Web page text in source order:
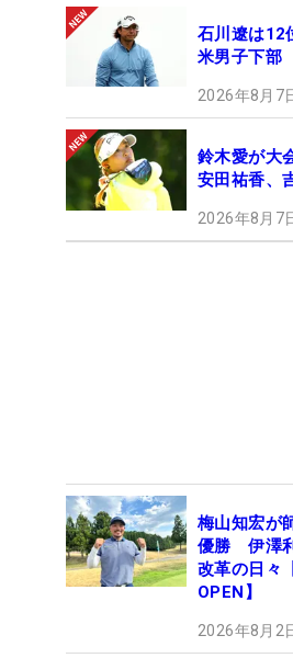
石川遼は
米男子下部
2026年8月7
鈴木愛が大
安田祐香、
2026年8月7
梅山知宏が
優勝 伊澤
改革の日々
OPEN】
2026年8月2